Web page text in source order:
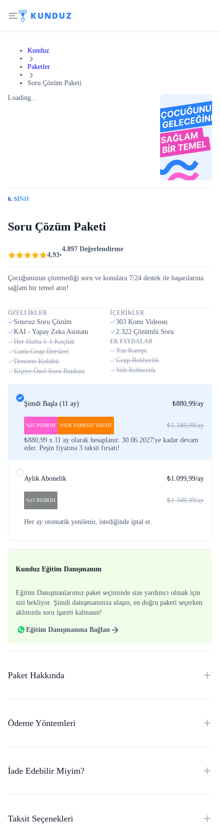
Kunduz
Paketler
Soru Çözüm Paketi
6. SINIF
Soru Çözüm Paketi
4,93•
4.897 Değerlendirme
Çocuğunuzun çözemediği soru ve konulara 7/24 destek ile başarılarına
sağlam bir temel atın!
Loading...
ÖZELLİKLER
Sınırsız Soru Çözüm
KAI - Yapay Zeka Asistanı
Her Hafta 1-1 Koçluk
Canlı Grup Dersleri
Deneme Kulübü
Kişiye Özel Soru Bankası
İÇERİKLER
303 Konu Videosu
2.322 Çözümlü Soru
EK FAYDALAR
Yaz Kampı
Grup Rehberlik
Veli Rehberlik
Şimdi Başla (11 ay) ₺880,99/ay
%35 İNDİRİM VADE FARKSIZ TAKSİT ₺1.349,99/ay
₺880,99 x 11 ay olarak hesaplanır. 30.06.2027'ye kadar devam
eder. Peşin fiyatına 3 taksit fırsatı!
Aylık Abonelik ₺1.099,99/ay
%13 İNDİRİM ₺1.349,99/ay
Her ay otomatik yenilenir, istediğinde iptal et.
Kunduz Eğitim Danışmanım
Eğitim Danışmanlarımız paket seçiminde size yardımcı olmak için
sizi bekliyor. Şimdi danışmanınıza ulaşın, en doğru paketi seçerken
aklınızda soru işareti kalmasın!
Eğitim Danışmanına Bağlan
Paket Hakkında
Ödeme Yöntemleri
İade Edebilir Miyim?
Taksit Seçenekleri